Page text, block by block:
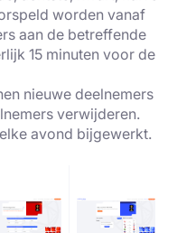
worden vanaf
aan de betreffende
15 minuten voor de
nieuwe deelnemers
verwijderen.
avond bijgewerkt.